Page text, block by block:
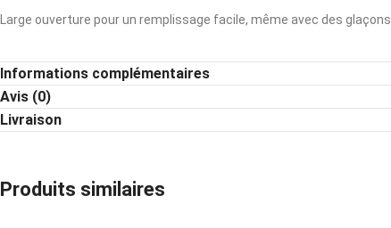
Large ouverture pour un remplissage facile, même avec des glaçons
Ne convient pas aux boissons gazeuses
Informations complémentaires
Avis (0)
Livraison
Produits similaires